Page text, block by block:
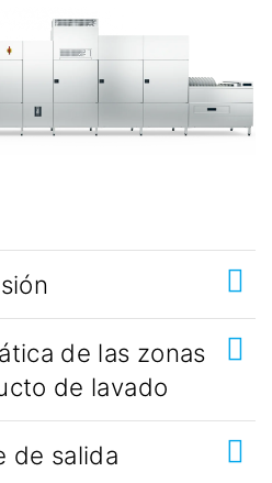
de las zonas
de lavado
de salida